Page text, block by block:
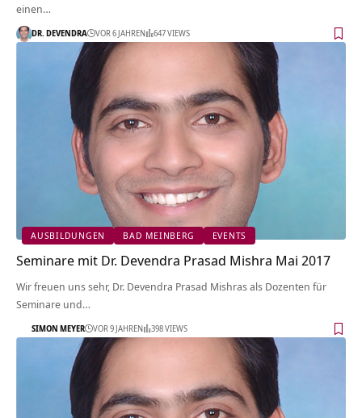
einen…
DR. DEVENDRA VOR 6 JAHREN 647 VIEWS
AUSBILDUNGEN BAD MEINBERG EVENTS
Seminare mit Dr. Devendra Prasad Mishra Mai 2017
Wir freuen uns sehr, Dr. Devendra Prasad Mishras als Dozenten für
Seminare und…
SIMON MEYER VOR 9 JAHREN 398 VIEWS